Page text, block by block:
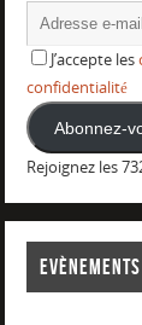
J’accepte les
confidentialité
Abonnez-
Rejoignez les